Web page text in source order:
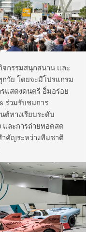
จกรรมสนุกสนาน และ
วัย โดยจะมีโปรแกรม
รแสดงดนตรี อิ่มอร่อย
ร่วมรับชมการ
ต์ทางเรียบระดับ
และการถ่ายทอดสด
คัญระหว่างทีมชาติ